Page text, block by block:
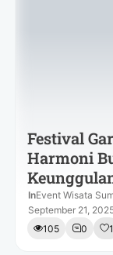
Festival
Harmoni
InEvent Wisata
September 21,
105
0 1